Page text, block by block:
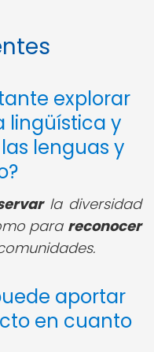
explorar
lingüística y
lenguas y
la diversidad
para reconocer
aportar
en cuanto